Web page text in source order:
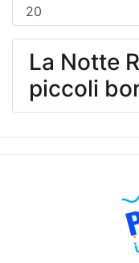
La Notte
piccoli